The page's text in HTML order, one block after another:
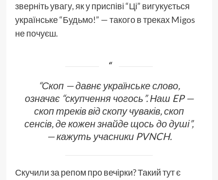
зверніть увагу, як у приспіві “Ці” вигукується
українське “Будьмо!” — такого в треках Migos
не почуєш.
“Скоп — давнє українське слово,
означає “скупчення чогось”. Наш EP —
скоп треків від скопу чуваків, скоп
сенсів, де кожен знайде щось до душі”,
— кажуть учасники PVNCH.
Скучили за репом про вечірки? Такий тут є